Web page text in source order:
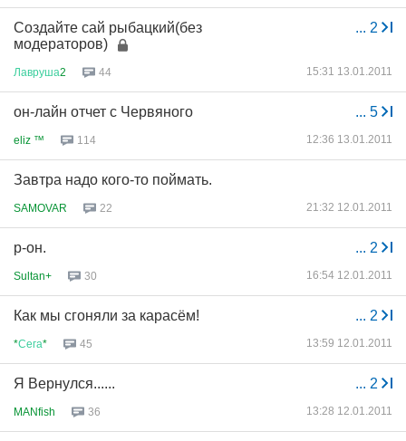
... 2
Создайте сай рыбацкий(без
модераторов)
Лавруша2 44 15:31 13.01.2011
... 5
он-лайн отчет с Червяного
eliz ™ 114 12:36 13.01.2011
Завтра надо кого-то поймать.
SAMOVAR 22 21:32 12.01.2011
... 2
р-он.
Sultan+ 30 16:54 12.01.2011
... 2
Как мы сгоняли за карасём!
*Сега* 45 13:59 12.01.2011
... 2
Я Вернулся......
MANfish 36 13:28 12.01.2011